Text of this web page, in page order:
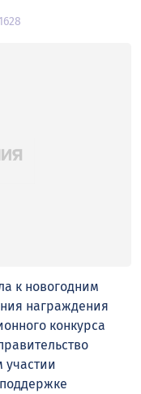
1628
к новогодним
награждения
конкурса